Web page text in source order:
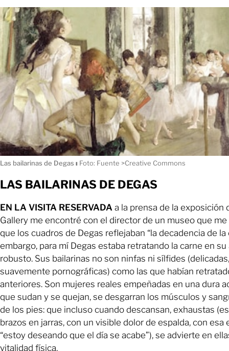
Las bailarinas de Degas ı Foto: Fuente >Creative Commons
LAS BAILARINAS DE DEGAS
EN LA VISITA RESERVADA a la prensa de la exposición
Gallery me encontré con el director de un museo que
que los cuadros de Degas reflejaban “la decadencia de la
embargo, para mí Degas estaba retratando la carne en
robusto. Sus bailarinas no son ninfas ni sílfides
suavemente pornográficas) como las que habían
anteriores. Son mujeres reales empeñadas en una dura
que sudan y se quejan, se desgarran los músculos y
de los pies: que incluso cuando descansan, exhaustas
brazos en jarras, con un visible dolor de espalda, con esa
“estoy deseando que el día se acabe”), se advierte en
vitalidad física.